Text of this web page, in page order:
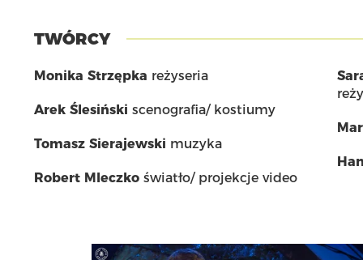
TWÓRCY
Monika Strzępka reżyseria
Arek Ślesiński scenografia/ kostiumy
Tomasz Sierajewski muzyka
Robert Mleczko światło/ projekcje video